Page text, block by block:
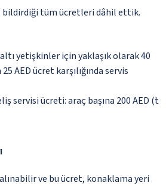
bildirdiği tüm ücretleri dâhil ettik.
yetişkinler için yaklaşık olarak 40
AED ücret karşılığında servis
servisi ücreti: araç başına 200 AED (t
ve bu ücret, konaklama yeri